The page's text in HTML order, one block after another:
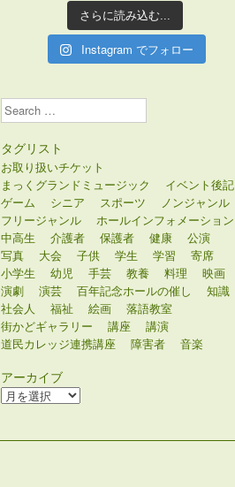
さらに読み込む...
Instagram でフォロー
Search
タグリスト
お取り扱いチケット
まっくグランドミュージック
イベント後記
ゲーム
シニア スポーツ
ノンジャンル
フリージャンル
ホールインフォメーション
中高生
介護者 保護者 健康
公演
写真
大会 子供 学生 学習
寄席
小学生
幼児 手芸 教養 料理
映画
演劇
演芸 百年記念ホールの催し
知識
社会人
福祉 絵画
落語教室
街かどギャラリー
講座
講演
道民カレッジ連携講座
障害者 音楽
アーカイブ
ア